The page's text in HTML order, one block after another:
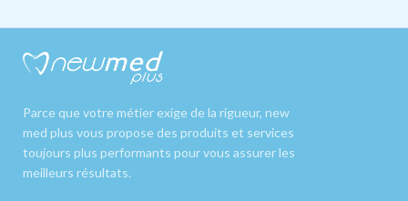
Parce que votre métier exige de la rigueur, new
med plus vous propose des produits et services
toujours plus performants pour vous assurer les
meilleurs résultats.